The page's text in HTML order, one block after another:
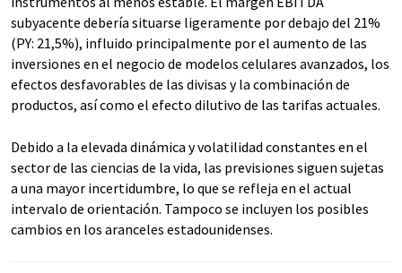
subyacente debería situarse ligeramente por debajo del 21%
(PY: 21,5%), influido principalmente por el aumento de las
inversiones en el negocio de modelos celulares avanzados, los
efectos desfavorables de las divisas y la combinación de
productos, así como el efecto dilutivo de las tarifas actuales.
Debido a la elevada dinámica y volatilidad constantes en el
sector de las ciencias de la vida, las previsiones siguen sujetas
a una mayor incertidumbre, lo que se refleja en el actual
intervalo de orientación. Tampoco se incluyen los posibles
cambios en los aranceles estadounidenses.